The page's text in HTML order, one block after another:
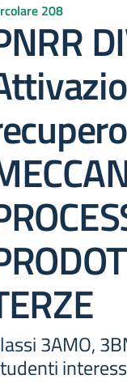
208
3AMO,